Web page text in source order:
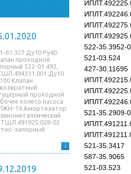
61.327 Ду10 Ру40
проходной
522-01.493,
Ду10
Клапан
проходной
колесо насоса
14 Амортизатор
02
запорный
522-35.3952-
521-03.524
427-30.11695
521-35.2909-
521-35.3417
587-35.9065
521-03.523